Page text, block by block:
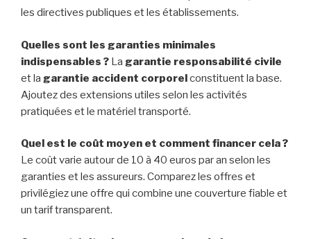
les directives publiques et les établissements.
Quelles sont les garanties minimales
indispensables ? La garantie responsabilité civile
et la garantie accident corporelconstituent la base.
Ajoutez des extensions utiles selon les activités
pratiquées et le matériel transporté.
Quel est le coût moyen et comment financer cela ?
Le coût varie autour de 10 à 40 euros par an selon les
garanties et les assureurs. Comparez les offres et
privilégiez une offre qui combine une couverture fiable et
un tarif transparent.